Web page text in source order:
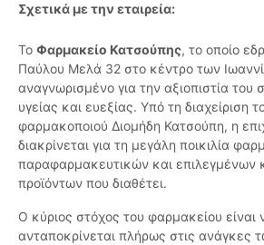
Σχετικά με την εταιρεία:
Το Φαρμακείο Κατσούπης, το οποίο
Παύλου Μελά 32 στο κέντρο των
αναγνωρισμένο για την αξιοπιστία του
υγείας και ευεξίας. Υπό τη διαχείριση
φαρμακοποιού Διομήδη Κατσούπη, η
διακρίνεται για τη μεγάλη ποικιλία
παραφαρμακευτικών και επιλεγμένων
προϊόντων που διαθέτει.
Ο κύριος στόχος του φαρμακείου είναι
ανταποκρίνεται πλήρως στις ανάγκες